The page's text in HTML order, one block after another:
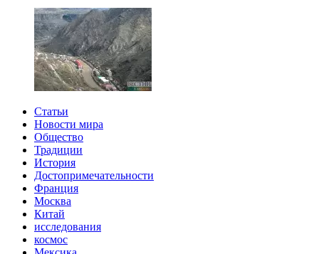
Статьи
Новости мира
Общество
Традиции
История
Достопримечательности
Франция
Москва
Китай
исследования
космос